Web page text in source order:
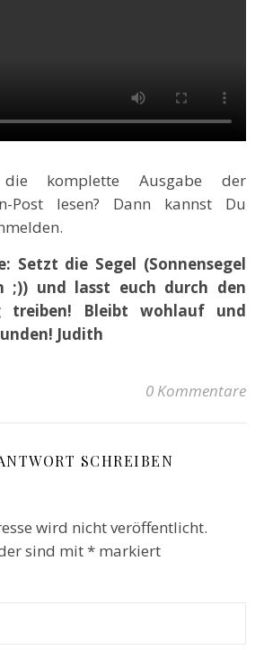
komplette Ausgabe der
Post lesen? Dann kannst Du
Setzt die Segel (Sonnensegel
;)) und lasst euch durch den
treiben!
Bleibt wohlauf und
Judith
0 Kommentare
SCHREIBEN
wird nicht veröffentlicht.
sind mit* markiert